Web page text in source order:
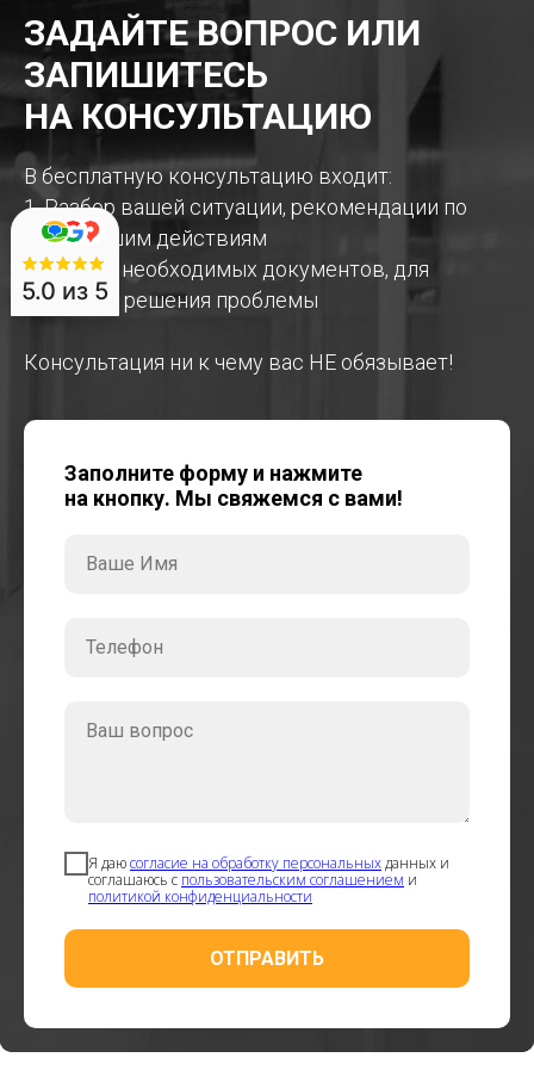
ЗАДАЙТЕ ВОПРОС ИЛИ
ЗАПИШИТЕСЬ
НА КОНСУЛЬТАЦИЮ
В бесплатную консультацию входит:
1. Разбор вашей ситуации, рекомендации по
дальнейшим действиям
2. Список необходимых документов, для
быстрого решения проблемы
Консультация ни к чему вас НЕ обязывает!
Заполните форму и нажмите
на кнопку. Мы свяжемся с вами!
Ваше Имя
Телефон
Ваш вопрос
Я даюсогласие на обработку персональныхданных и
соглашаюсь с пользовательским соглашением и
политикой конфиденциальности
ОТПРАВИТЬ
5.0 из 5